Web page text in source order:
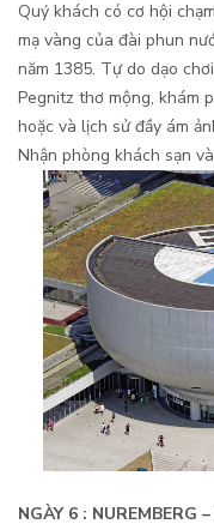
Quý khách có cơ hội
mạ vàng của đài phun
năm 1385. Tự do dạo
Pegnitz thơ mộng, khám
hoặc và lịch sử đầy ám
Nhận phòng khách sạn
NGÀY 6 : NUREMBERG